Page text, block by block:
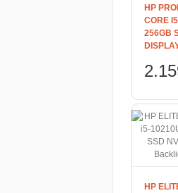
HP
CORE
256GB
HP